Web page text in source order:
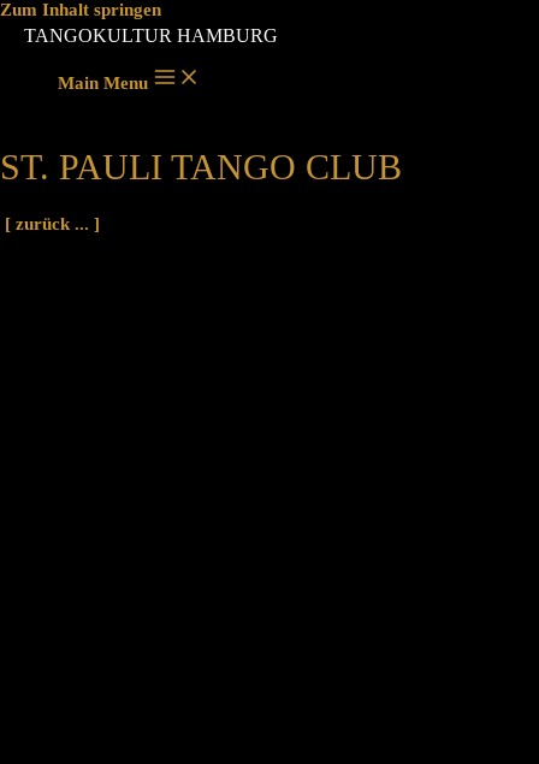
Zum Inhalt springen
TANGOKULTUR HAMBURG
Main Menu
ST. PAULI TANGO CLUB
[ zurück ... ]